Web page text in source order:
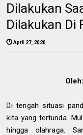
Dilakukan
Dilakukan Di
April 27, 2020
Di tengah situasi
kita yang tertunda.
hingga olahraga.